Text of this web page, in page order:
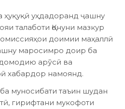
уҳдадоранд ҷашну
талаботи Қонуни мазкур
доимии маҳаллӣ
маросимро доир ба
арўсӣ ва
хабардор намоянд.
муносибати таъин шудан
гирифтани мукофоти